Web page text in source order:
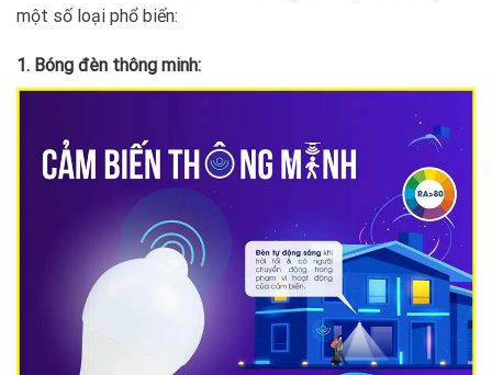
một số loại phổ biến:
1. Bóng đèn thông minh: